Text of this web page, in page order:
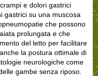
e dolori gastrici
gastrici su una muscosa
che possono
prolungata e che
del letto per facilitare
la postura ottimale di
neurologiche come
gambe senza riposo.